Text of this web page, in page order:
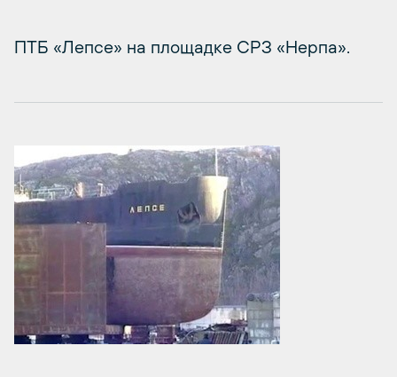
ПТБ «Лепсе» на площадке СРЗ «Нерпа».